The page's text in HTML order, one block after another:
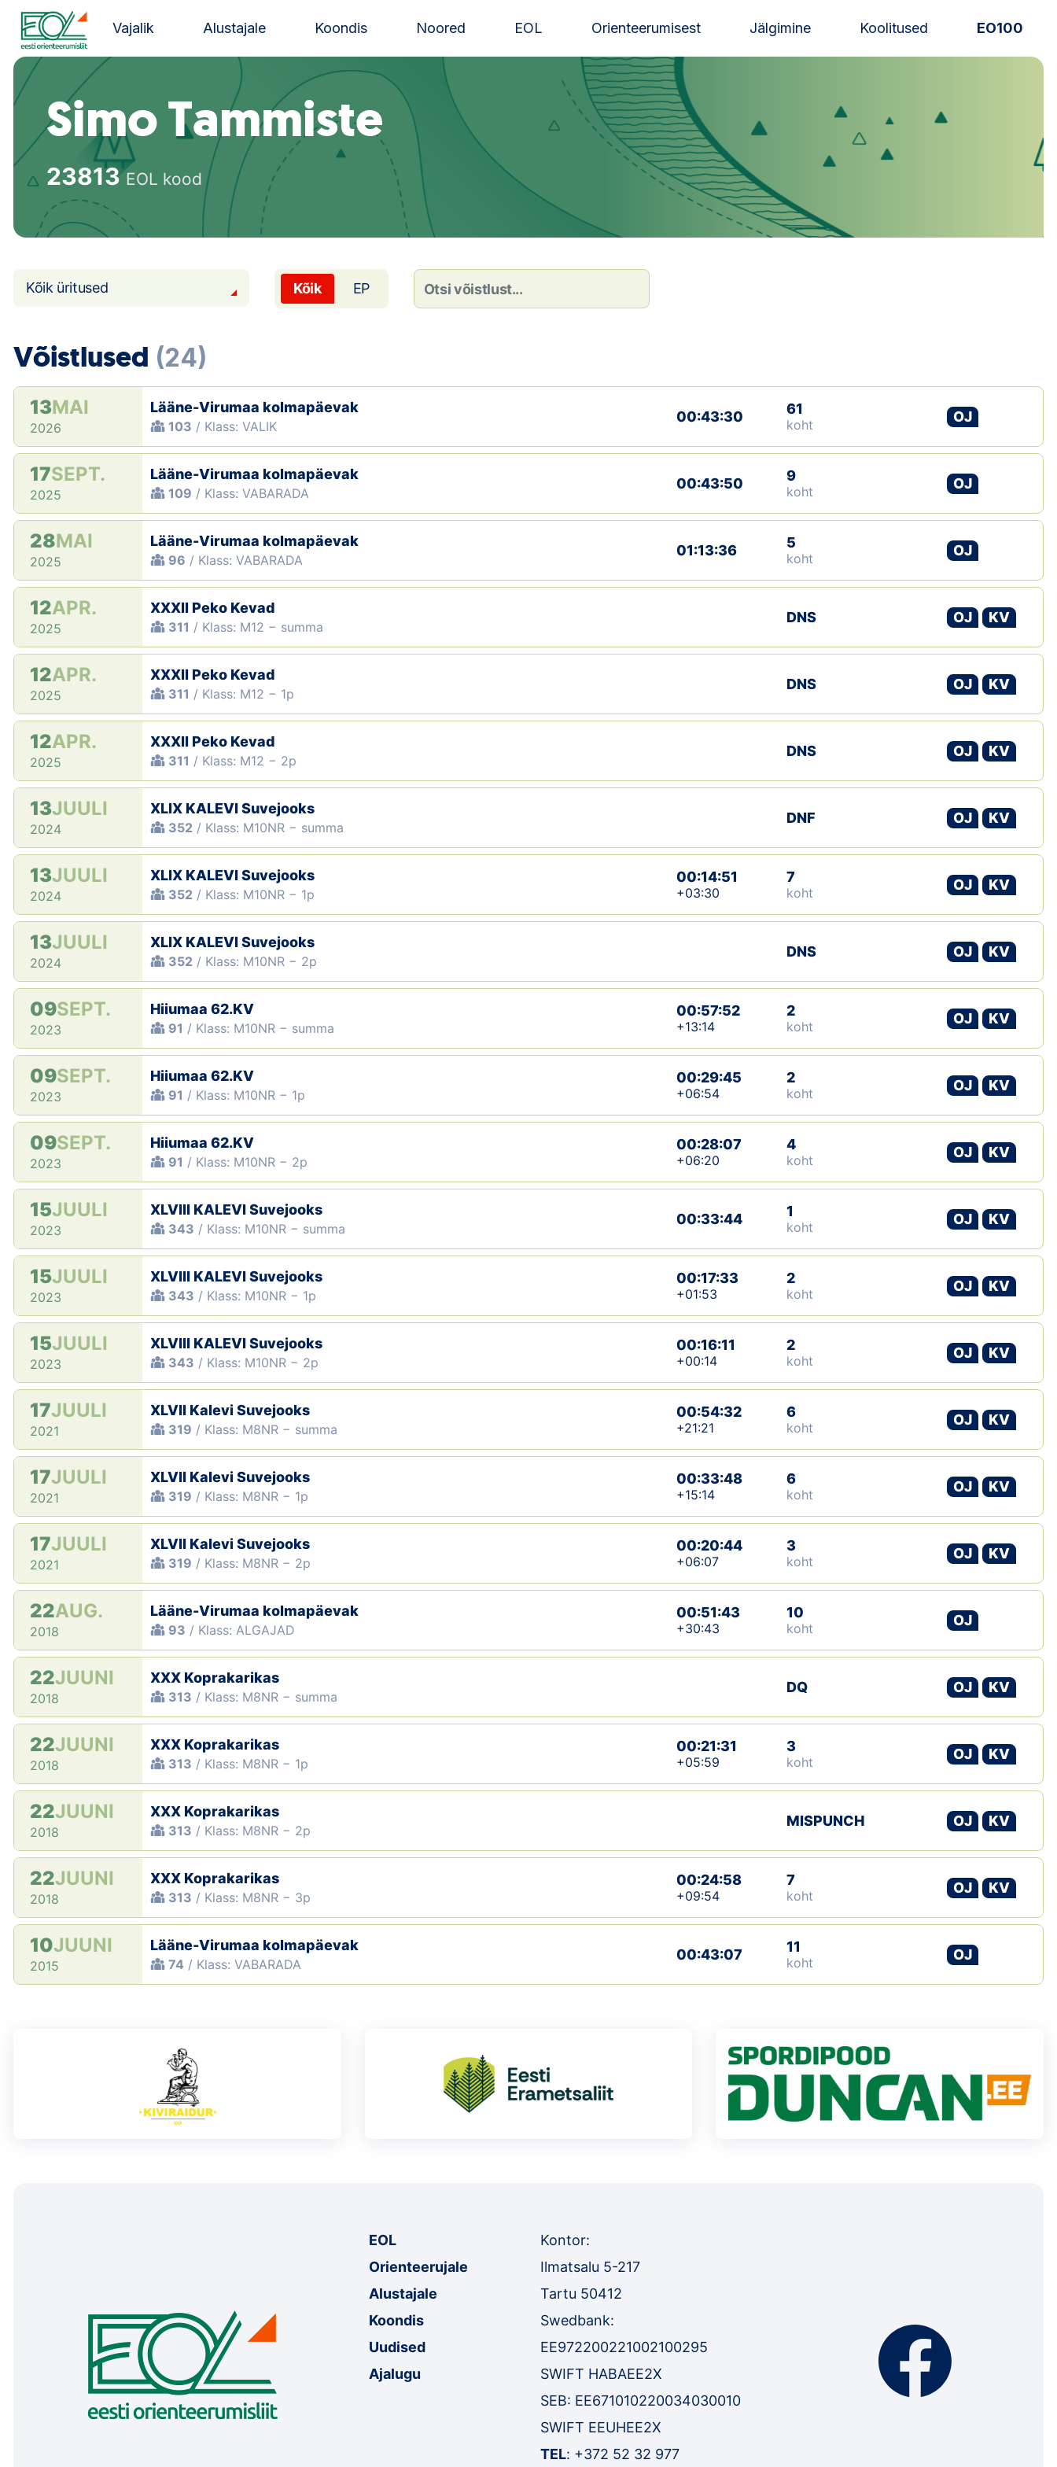
Liigu
juurde
Estonian Orienteering Federation
Vajalik Alustajale Koondis Noored EOL Orienteerumisest Jälgimine Koolitused EO100
Orienteerujale
Eesti Orienteerumine 100!
Toetamine
Kalender
Koondised
Tule klubisse!
Tulemused
Dokumendid
Ajalugu
Koolitused
OTSI
Simo Tammiste
23813EOL kood
Kõik üritused Kõik EP
Võistlused (24)
13MAI
2026
Lääne-Virumaa kolmapäevak
103 / Klass: VALIK
00:43:30 61
koht
OJ
17SEPT.
2025
Lääne-Virumaa kolmapäevak
109 / Klass: VABARADA
00:43:50 9
koht
OJ
28MAI
2025
Lääne-Virumaa kolmapäevak
96 / Klass: VABARADA
01:13:36 5
koht
OJ
12APR.
2025
XXXII Peko Kevad
311 / Klass: M12 − summa
DNS OJ KV
12APR.
2025
XXXII Peko Kevad
311 / Klass: M12 − 1p
DNS OJ KV
12APR.
2025
XXXII Peko Kevad
311 / Klass: M12 − 2p
DNS OJ KV
13JUULI
2024
XLIX KALEVI Suvejooks
352 / Klass: M10NR − summa
DNF OJ KV
13JUULI
2024
XLIX KALEVI Suvejooks
352 / Klass: M10NR − 1p
00:14:51
+03:30
7
koht
OJ KV
13JUULI
2024
XLIX KALEVI Suvejooks
352 / Klass: M10NR − 2p
DNS OJ KV
09SEPT.
2023
Hiiumaa 62.KV
91 / Klass: M10NR − summa
00:57:52
+13:14
2
koht
OJ KV
09SEPT.
2023
Hiiumaa 62.KV
91 / Klass: M10NR − 1p
00:29:45
+06:54
2
koht
OJ KV
09SEPT.
2023
Hiiumaa 62.KV
91 / Klass: M10NR − 2p
00:28:07
+06:20
4
koht
OJ KV
15JUULI
2023
XLVIII KALEVI Suvejooks
343 / Klass: M10NR − summa
00:33:44 1
koht
OJ KV
15JUULI
2023
XLVIII KALEVI Suvejooks
343 / Klass: M10NR − 1p
00:17:33
+01:53
2
koht
OJ KV
15JUULI
2023
XLVIII KALEVI Suvejooks
343 / Klass: M10NR − 2p
00:16:11
+00:14
2
koht
OJ KV
17JUULI
2021
XLVII Kalevi Suvejooks
319 / Klass: M8NR − summa
00:54:32
+21:21
6
koht
OJ KV
17JUULI
2021
XLVII Kalevi Suvejooks
319 / Klass: M8NR − 1p
00:33:48
+15:14
6
koht
OJ KV
17JUULI
2021
XLVII Kalevi Suvejooks
319 / Klass: M8NR − 2p
00:20:44
+06:07
3
koht
OJ KV
22AUG.
2018
Lääne-Virumaa kolmapäevak
93 / Klass: ALGAJAD
00:51:43
+30:43
10
koht
OJ
22JUUNI
2018
XXX Koprakarikas
313 / Klass: M8NR − summa
DQ OJ KV
22JUUNI
2018
XXX Koprakarikas
313 / Klass: M8NR − 1p
00:21:31
+05:59
3
koht
OJ KV
22JUUNI
2018
XXX Koprakarikas
313 / Klass: M8NR − 2p
MISPUNCH OJ KV
22JUUNI
2018
XXX Koprakarikas
313 / Klass: M8NR − 3p
00:24:58
+09:54
7
koht
OJ KV
10JUUNI
2015
Lääne-Virumaa kolmapäevak
74 / Klass: VABARADA
00:43:07 11
koht
OJ
EOL
Orienteerujale
Alustajale
Koondis
Uudised
Ajalugu
Kontor:
Ilmatsalu 5-217
Tartu 50412
Swedbank:
EE972200221002100295
SWIFT HABAEE2X
SEB: EE671010220034030010
SWIFT EEUHEE2X
TEL: +372 52 32 977